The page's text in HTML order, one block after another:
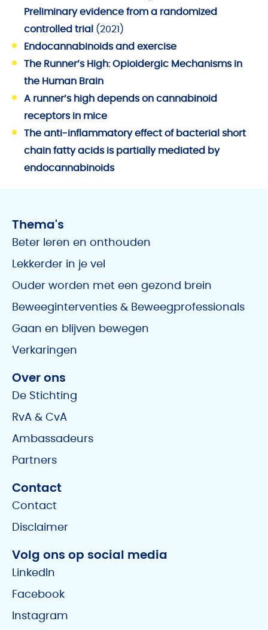
Preliminary evidence from a randomized
controlled trial (2021)
Endocannabinoids and exercise
The Runner’s High: Opioidergic Mechanisms in
the Human Brain
A runner’s high depends on cannabinoid
receptors in mice
The anti-inflammatory effect of bacterial short
chain fatty acids is partially mediated by
endocannabinoids
Thema's
Beter leren en onthouden
Lekkerder in je vel
Ouder worden met een gezond brein
Beweeginterventies & Beweegprofessionals
Gaan en blijven bewegen
Verkaringen
Over ons
De Stichting
RvA & CvA
Ambassadeurs
Partners
Contact
Contact
Disclaimer
Volg ons op social media
LinkedIn
Facebook
Instagram